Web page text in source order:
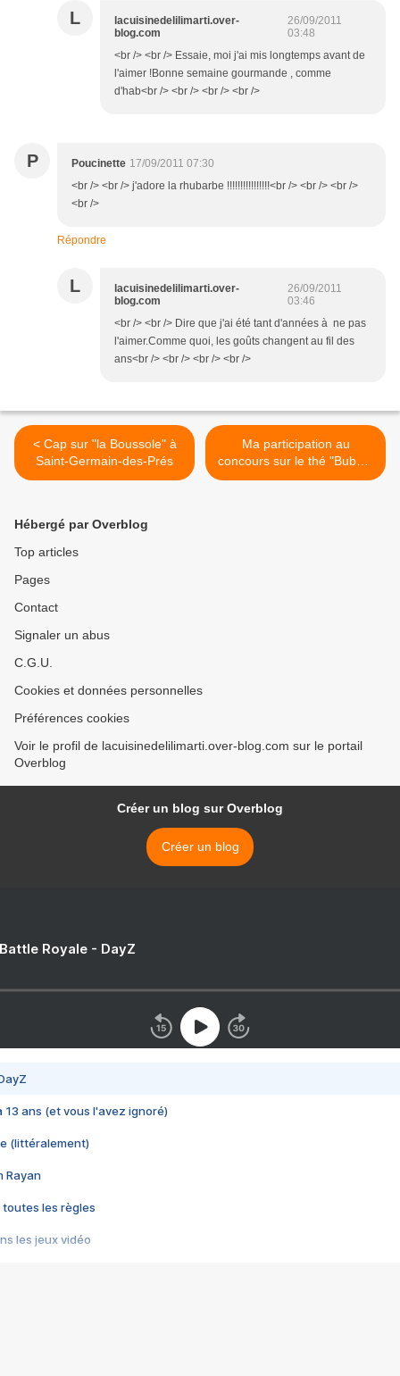
L
lacuisinedelilimarti.over-
blog.com
26/09/2011
03:48
<br /> <br /> Essaie, moi j'ai mis longtemps avant de
l'aimer !Bonne semaine gourmande , comme
d'hab<br /> <br /> <br /> <br />
P Poucinette 17/09/2011 07:30
<br /> <br /> j'adore la rhubarbe !!!!!!!!!!!!!!!!<br /> <br /> <br />
<br />
Répondre
L
lacuisinedelilimarti.over-
blog.com
26/09/2011
03:46
<br /> <br /> Dire que j'ai été tant d'années à ne pas
l'aimer.Comme quoi, les goûts changent au fil des
ans<br /> <br /> <br /> <br />
< Cap sur "la Boussole" à
Saint-Germain-des-Prés
Ma participation au
concours sur le thé "Bubble
Tea" >
Hébergé par Overblog
Top articles
Pages
Contact
Signaler un abus
C.G.U.
Cookies et données personnelles
Préférences cookies
Voir le profil de lacuisinedelilimarti.over-blog.com sur le portail
Overblog
Créer un blog sur Overblog
Créer un blog
Royale - DayZ
13 ans (et vous l'avez ignoré)
(littéralement)
Rayan
toutes les règles
les jeux vidéo